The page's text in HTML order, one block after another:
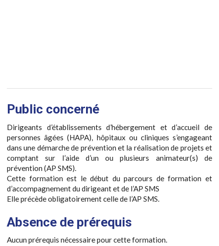
Public concerné
Dirigeants d’établissements d’hébergement et d’accueil de
personnes âgées (HAPA), hôpitaux ou cliniques s’engageant
dans une démarche de prévention et la réalisation de projets et
comptant sur l’aide d’un ou plusieurs animateur(s) de
prévention (AP SMS).
Cette formation est le début du parcours de formation et
d’accompagnement du dirigeant et de l’AP SMS
Elle précède obligatoirement celle de l’AP SMS.
Absence de prérequis
Aucun prérequis nécessaire pour cette formation.